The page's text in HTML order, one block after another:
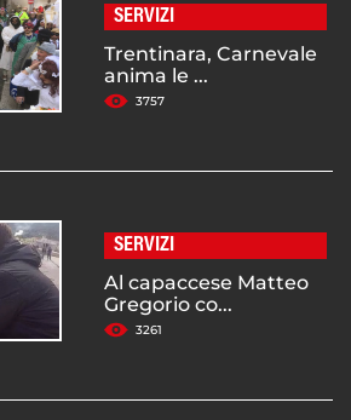
SERVIZI
Trentinara, Carnevale
anima le ...
3757
SERVIZI
Al capaccese Matteo
Gregorio co...
3261